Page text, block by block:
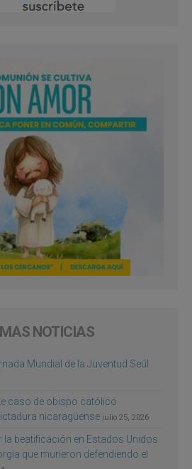
NOTICIAS
Mundial de la Juventud Seúl
caso de obispo católico
nicaragüense julio 25, 2026
la beatificación en Estados Unidos
que murieron defendiendo el